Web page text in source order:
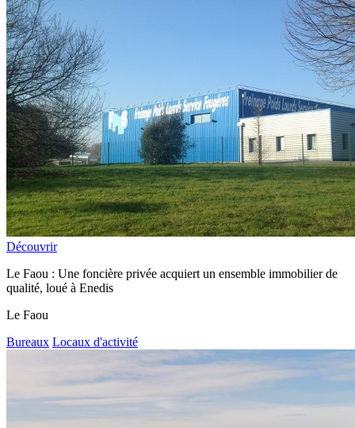
Découvrir
Le Faou : Une foncière privée acquiert un ensemble immobilier de
qualité, loué à Enedis
Le Faou
Bureaux Locaux d'activité